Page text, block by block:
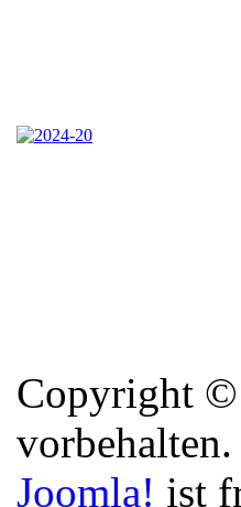
Copyright ©
vorbehalten.
Joomla! ist